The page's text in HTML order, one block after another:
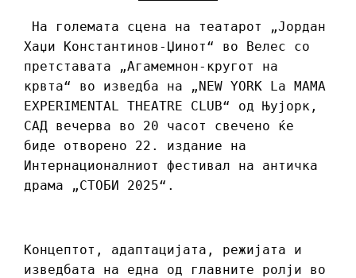
На големата сцена на театарот „Јордан
Хаџи Константинов-Џинот“ во Велес со
претставата „Агамемнон-кругот на
крвта“ во изведба на „NEW YORK La MAMA
EXPERIMENTAL THEATRE CLUB“ од Њујорк,
САД вечерва во 20 часот свечено ќе
биде отворено 22. издание на
Интернационалниот фестивал на античка
драма „СТОБИ 2025“.
Концептот, адаптацијата, режијата и
изведбата на една од главните ролји во